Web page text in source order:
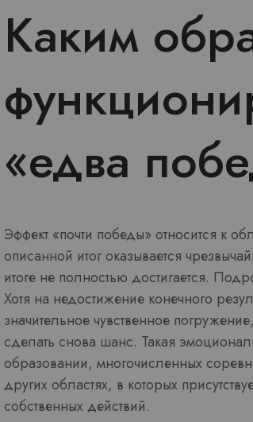
Каким
«едва
Эффект «почти победы» относится к
описанной итог оказывается
итоге не полностью достигается.
Хотя на недостижение конечного
значительное чувственное
сделать снова шанс. Такая
образовании, многочисленных
других областях, в которых
собственных действий.